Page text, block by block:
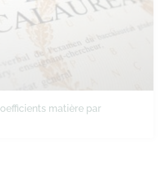
matière par